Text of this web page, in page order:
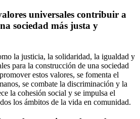
universales contribuir a
sociedad más justa y
la justicia, la solidaridad, la igualdad y
para la construcción de una sociedad
estos valores, se fomenta el
se combate la discriminación y la
la cohesión social y se impulsa el
los ámbitos de la vida en comunidad.